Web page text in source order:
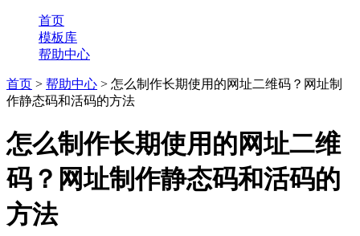
首页
模板库
帮助中心
首页 > 帮助中心 > 怎么制作长期使用的网址二维码？网址制
作静态码和活码的方法
怎么制作长期使用的网址二维
码？网址制作静态码和活码的
方法